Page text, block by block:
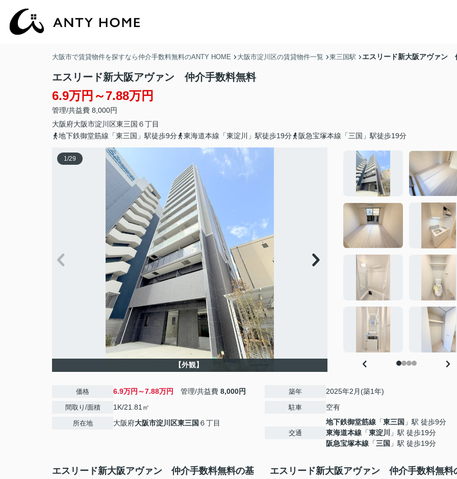
大阪市で賃貸物件を探すなら仲介手数料無料のANTY HOME 大阪市淀川区の賃貸物件一覧 東三国駅 エスリード新大阪アヴァン
エスリード新大阪アヴァン 仲介手数料無料
6.9万円～7.88万円
管理/共益費 8,000円
大阪府大阪市淀川区東三国 ６丁目
地下鉄御堂筋線「東三国」駅徒歩9分
東海道本線「東淀川」駅徒歩19分 阪急宝塚本線「三国」駅徒歩19分
1/29
【外観】
価格 6.9万円～7.88万円 管理/共益費 8,000円
間取り/面積 1K/21.81㎡
所在地 大阪府大阪市淀川区東三国 ６丁目
築年 2025年2月(築1年)
駐車 空有
交通
地下鉄御堂筋線 「東三国 」駅 徒歩9分
東海道本線 「東淀川
」駅 徒歩19分
阪急宝塚本線 「三国 」駅 徒歩19分
エスリード新大阪アヴァン 仲介手数料無料の基
エスリード新大阪アヴァン 仲介手数料無料